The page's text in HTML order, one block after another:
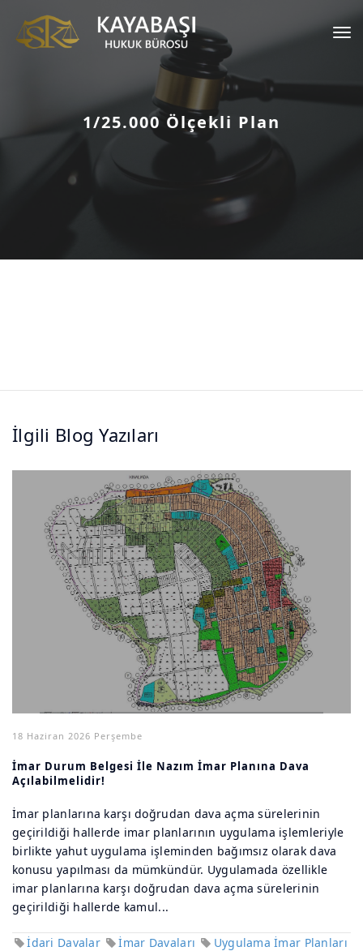
1/25.000 Ölçekli Plan
İlgili Blog Yazıları
18 Haziran 2026 Perşembe
İmar Durum Belgesi İle Nazım İmar Planına Dava
Açılabilmelidir!
İmar planlarına karşı doğrudan dava açma sürelerinin
geçirildiği hallerde imar planlarının uygulama işlemleriyle
birlikte yahut uygulama işleminden bağımsız olarak dava
konusu yapılması da mümkündür. Uygulamada özellikle
imar planlarına karşı doğrudan dava açma sürelerinin
geçirildiği hallerde kamul...
İdari Davalar İmar Davaları
Uygulama İmar Planları